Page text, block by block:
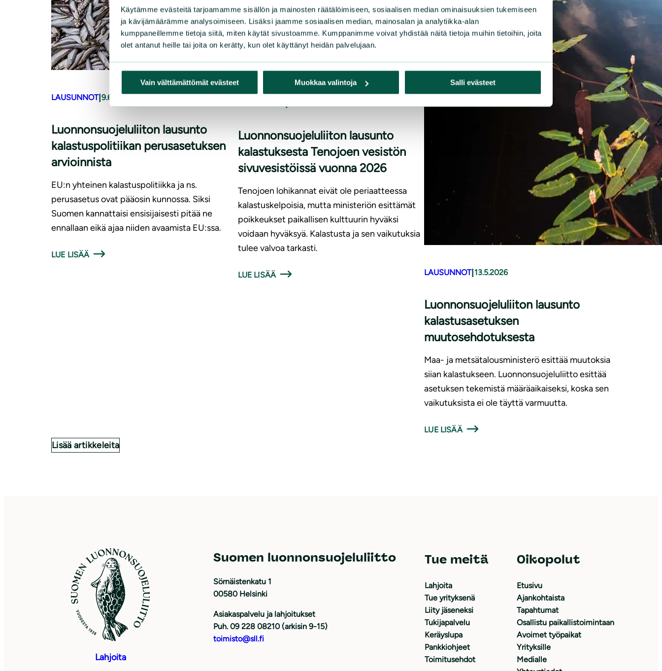
Käytämme evästeitä tarjoamamme sisällön ja mainosten räätälöimiseen, sosiaalisen median ominaisuuksien tukemiseen
ja kävijämäärämme analysoimiseen. Lisäksi jaamme sosiaalisen median, mainosalan ja analytiikka-alan
kumppaneillemme tietoja siitä, miten käytät sivustoamme. Kumppanimme voivat yhdistää näitä tietoja muihin tietoihin, joita
olet antanut heille tai joita on kerätty, kun olet käyttänyt heidän palvelujaan.
Vain välttämättömät evästeet Muokkaa valintoja Salli evästeet
LAUSUNNOT| 9.6.2026
Luonnonsuojeluliiton lausunto
kalastuspolitiikan perusasetuksen
arvioinnista
EU:n yhteinen kalastuspolitiikka ja ns.
perusasetus ovat pääosin kunnossa. Siksi
Suomen kannattaisi ensisijaisesti pitää ne
ennallaan eikä ajaa niiden avaamista EU:ssa.
LUE LISÄÄ
|
Luonnonsuojeluliiton lausunto
kalastuksesta Tenojoen vesistön
sivuvesistöissä vuonna 2026
Tenojoen lohikannat eivät ole periaatteessa
kalastuskelpoisia, mutta ministeriön esittämät
poikkeukset paikallisen kulttuurin hyväksi
voidaan hyväksyä. Kalastusta ja sen vaikutuksia
tulee valvoa tarkasti.
LUE LISÄÄ LAUSUNNOT| 13.5.2026
Luonnonsuojeluliiton lausunto
kalastusasetuksen
muutosehdotuksesta
Maa- ja metsätalousministerö esittää muutoksia
siian kalastukseen. Luonnonsuojeluliitto esittää
asetuksen tekemistä määräaikaiseksi, koska sen
vaikutuksista ei ole täyttä varmuutta.
LUE LISÄÄ
Lisää artikkeleita
Lahjoita
Suomen luonnonsuojeluliitto
Sörnäistenkatu 1
00580 Helsinki
Asiakaspalvelu ja lahjoitukset
Puh. 09 228 08210 (arkisin 9-15)
toimisto@sll.fi
Tue meitä
Lahjoita
Tue yrityksenä
Liity jäseneksi
Tukijapalvelu
Keräyslupa
Pankkiohjeet
Toimitusehdot
Oikopolut
Etusivu
Ajankohtaista
Tapahtumat
Osallistu paikallistoimintaan
Avoimet työpaikat
Yrityksille
Medialle